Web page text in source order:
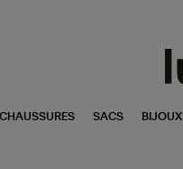
CHAUSSURES SACS BIJOUX